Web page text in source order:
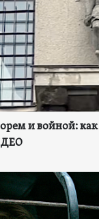
и войной: как